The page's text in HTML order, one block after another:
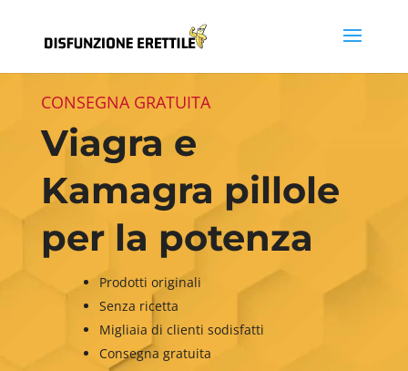
CONSEGNA GRATUITA
Viagra e
Kamagra pillole
per la potenza
Prodotti originali
Senza ricetta
Migliaia di clienti sodisfatti
Consegna gratuita